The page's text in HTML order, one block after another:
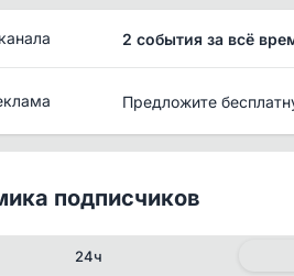
2 события за всё
Предложите
подписчиков
24ч